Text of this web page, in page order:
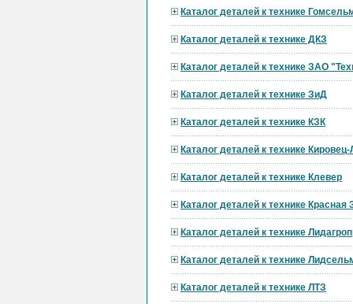
Каталог деталей к технике
Каталог деталей к технике ДКЗ
Каталог деталей к технике ЗАО
Каталог деталей к технике ЗиД
Каталог деталей к технике КЗК
Каталог деталей к технике
Каталог деталей к технике Клевер
Каталог деталей к технике Красная
Каталог деталей к технике
Каталог деталей к технике
Каталог деталей к технике ЛТЗ